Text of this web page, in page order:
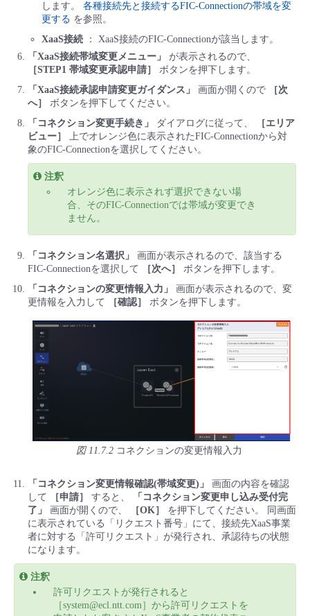
します。 各種接続先と接続するFIC-Connectionの帯域を変
更する を参照。
XaaS接続 ： XaaS接続のFIC-Connectionが該当します。
「XaaS接続帯域変更メニュー」
が表示されるので、
［STEP1 帯域変更承認申請］
ボタンを押下します。
「XaaS接続承認申請変更ガイダンス」
画面が開くので
［次
へ］
ボタンを押下してください。
「コネクション変更手続き」
ダイアログに従って、
［エリア
ビュー］
上でオレンジ色に表示されたFIC-Connectionから対
象のFIC-Connectionを選択してください。
注釈
オレンジ色に表示されず選択できない場
合、そのFIC-Connectionでは帯域が変更でき
ません。
「コネクション名選択」
画面が表示されるので、該当する
FIC-Connectionを選択して
［次へ］
ボタンを押下します。
「コネクションの変更情報入力」
画面が表示されるので、変
更情報を入力して
［確認］ ボタンを押下します。
図 11.7.2 コネクションの変更情報入力
「コネクション変更情報確認(帯域変更)」
画面の内容を確認
して
［申請］ すると、
「コネクション変更申し込み受付完
了」
画面が開くので、 ［OK］
を押下してください。 同画面
に表示されている「リクエスト番号」にて、接続先XaaS事業
者に対する「許可リクエスト」が発行され、承認待ちの状態
になります。
注釈
許可リクエストが発行されると
［system@ecl.ntt.com］から許可リクエストを